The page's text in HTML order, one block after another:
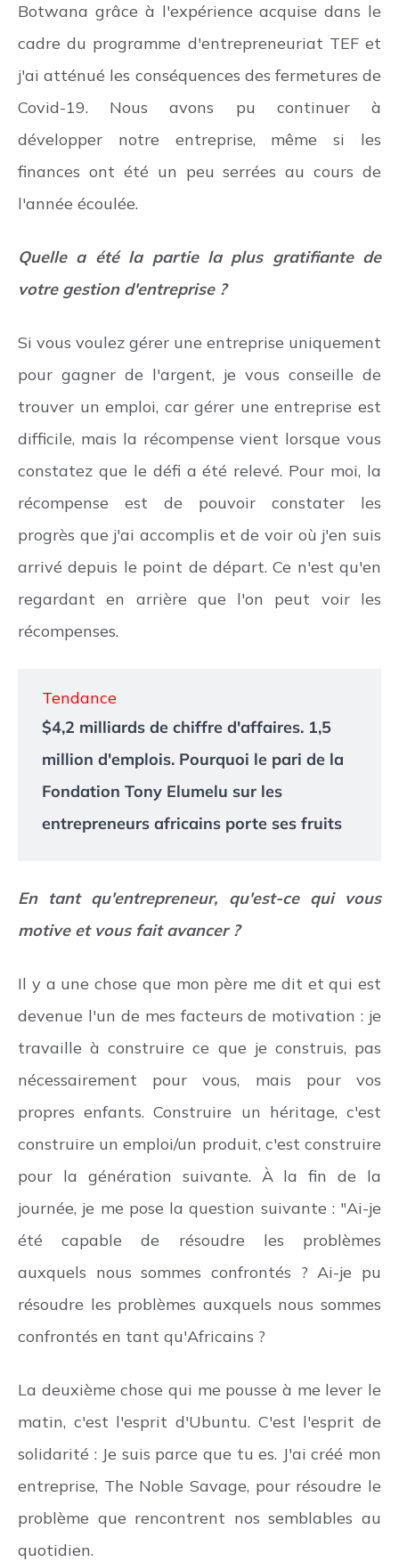
Botwana grâce à l'expérience acquise dans le
cadre du programme d'entrepreneuriat TEF et
j'ai atténué les conséquences des fermetures de
Covid-19. Nous avons pu continuer à
développer notre entreprise, même si les
finances ont été un peu serrées au cours de
l'année écoulée.
Quelle a été la partie la plus gratifiante de
votre gestion d'entreprise ?
Si vous voulez gérer une entreprise uniquement
pour gagner de l'argent, je vous conseille de
trouver un emploi, car gérer une entreprise est
difficile, mais la récompense vient lorsque vous
constatez que le défi a été relevé. Pour moi, la
récompense est de pouvoir constater les
progrès que j'ai accomplis et de voir où j'en suis
arrivé depuis le point de départ. Ce n'est qu'en
regardant en arrière que l'on peut voir les
récompenses.
Tendance
$4,2 milliards de chiffre d'affaires. 1,5
million d'emplois. Pourquoi le pari de la
Fondation Tony Elumelu sur les
entrepreneurs africains porte ses fruits
En tant qu'entrepreneur, qu'est-ce qui vous
motive et vous fait avancer ?
Il y a une chose que mon père me dit et qui est
devenue l'un de mes facteurs de motivation : je
travaille à construire ce que je construis, pas
nécessairement pour vous, mais pour vos
propres enfants. Construire un héritage, c'est
construire un emploi/un produit, c'est construire
pour la génération suivante. À la fin de la
journée, je me pose la question suivante : "Ai-je
été capable de résoudre les problèmes
auxquels nous sommes confrontés ? Ai-je pu
résoudre les problèmes auxquels nous sommes
confrontés en tant qu'Africains ?
La deuxième chose qui me pousse à me lever le
matin, c'est l'esprit d'Ubuntu. C'est l'esprit de
solidarité : Je suis parce que tu es. J'ai créé mon
entreprise, The Noble Savage, pour résoudre le
problème que rencontrent nos semblables au
quotidien.